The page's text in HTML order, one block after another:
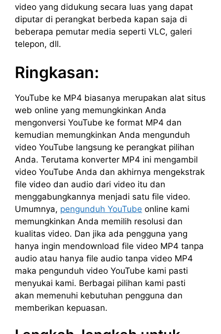
video yang didukung secara luas yang dapat
diputar di perangkat berbeda kapan saja di
beberapa pemutar media seperti VLC, galeri
telepon, dll.
Ringkasan:
YouTube ke MP4 biasanya merupakan alat situs
web online yang memungkinkan Anda
mengonversi YouTube ke format MP4 dan
kemudian memungkinkan Anda mengunduh
video YouTube langsung ke perangkat pilihan
Anda. Terutama konverter MP4 ini mengambil
video YouTube Anda dan akhirnya mengekstrak
file video dan audio dari video itu dan
menggabungkannya menjadi satu file video.
Umumnya, pengunduh YouTube online kami
memungkinkan Anda memilih resolusi dan
kualitas video. Dan jika ada pengguna yang
hanya ingin mendownload file video MP4 tanpa
audio atau hanya file audio tanpa video MP4
maka pengunduh video YouTube kami pasti
menyukai kami. Berbagai pilihan kami pasti
akan memenuhi kebutuhan pengguna dan
memberikan kepuasan.